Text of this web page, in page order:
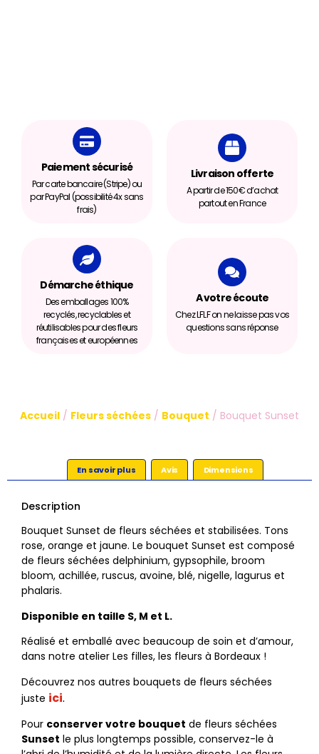
Paiement sécurisé
Par carte bancaire (Stripe) ou
par PayPal (possibilité 4x sans
frais)
Livraison offerte
A partir de 150€ d’achat
partout en France
Démarche éthique
Des emballages 100%
recyclés, recyclables et
réutilisables pour des fleurs
françaises et européennes
A votre écoute
Chez LFLF on ne laisse pas vos
questions sans réponse
Accueil / Fleurs séchées / Bouquet / Bouquet Sunset
En savoir plus Avis Dimensions
Description
Bouquet Sunset de fleurs séchées et stabilisées. Tons
rose, orange et jaune. Le bouquet Sunset est composé
de fleurs séchées delphinium, gypsophile, broom
bloom, achillée, ruscus, avoine, blé, nigelle, lagurus et
phalaris.
Disponible en taille S, M et L.
Réalisé et emballé avec beaucoup de soin et d’amour,
dans notre atelier Les filles, les fleurs à Bordeaux !
Découvrez nos autres bouquets de fleurs séchées
juste ici.
Pour conserver votre bouquet de fleurs séchées
Sunset le plus longtemps possible, conservez-le à